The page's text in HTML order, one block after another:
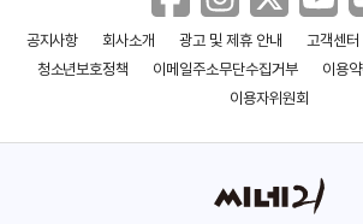
토르: 아스가르드의 전설
슈퍼맨/
공지사항 회사소개 광고 및 제휴 안내 고객센터
청소년보호정책
이메일주소무단수집거부 이용
이용자위원회